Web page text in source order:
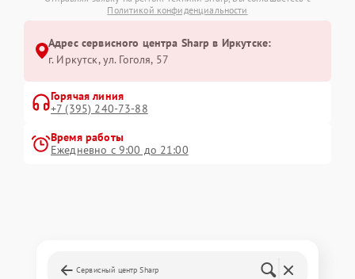
Политикой конфиденциальности
Адрес сервисного центра Sharp в Иркутске:
г. Иркутск, ул. ​Гоголя, 57
Горячая линия
+7 (395) 240-73-88
Время работы
Ежедневно с 9:00 до 21:00
Сервисный центр Sharp